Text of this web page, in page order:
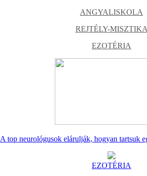
ANGYALISKOLA
REJTÉLY-MISZTIKA
EZOTÉRIA
A top neurológusok elárulják, hogyan tartsuk
EZOTÉRIA